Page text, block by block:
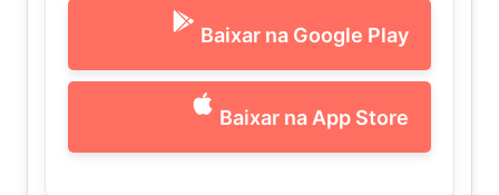
Baixar na Google Play
Baixar na App Store